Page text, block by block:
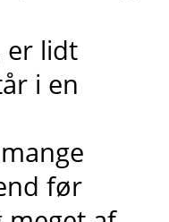
er lidt
i en
før